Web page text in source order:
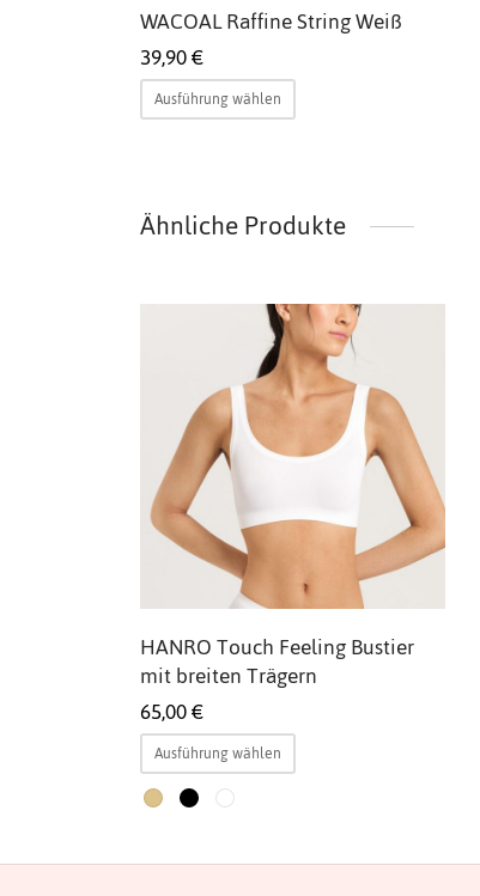
WACOAL Raffine String Weiß
39,90€
Ausführung wählen Dieses
Produkt
Varianten
auf.
Optionen
können
auf
der
Produktseite
gewählt
Ähnliche Produkte
HANRO Touch Feeling Bustier
mit breiten Trägern
65,00€
Ausführung wählen Dieses
Produkt
Varianten